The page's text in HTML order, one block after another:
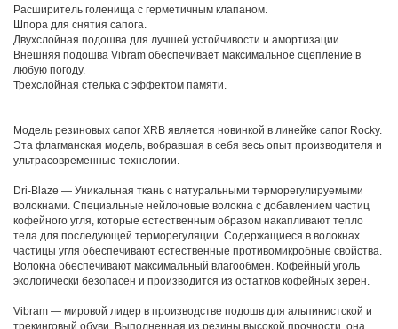
Расширитель голенища с герметичным клапаном.
Шпора для снятия сапога.
Двухслойная подошва для лучшей устойчивости и амортизации.
Внешняя подошва Vibram обеспечивает максимальное сцепление в
любую погоду.
Трехслойная стелька с эффектом памяти.
Модель резиновых сапог XRB является новинкой в линейке сапог Rocky.
Эта флагманская модель, вобравшая в себя весь опыт производителя и
ультрасовременные технологии.
Dri-Blaze — Уникальная ткань с натуральными терморегулируемыми
волокнами. Специальные нейлоновые волокна с добавлением частиц
кофейного угля, которые естественным образом накапливают тепло
тела для последующей терморегуляции. Содержащиеся в волокнах
частицы угля обеспечивают естественные противомикробные свойства.
Волокна обеспечивают максимальный влагообмен. Кофейный уголь
экологически безопасен и производится из остатков кофейных зерен.
Vibram — мировой лидер в производстве подошв для альпинистской и
трекинговый обуви. Выполненная из резины высокой прочности, она